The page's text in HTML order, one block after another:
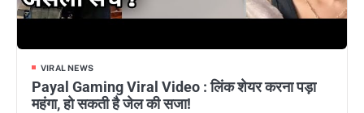
VIRAL NEWS
Payal Gaming Viral Video : लिंक शेयर करना पड़ा
महंगा, हो सकती है जेल की सजा!